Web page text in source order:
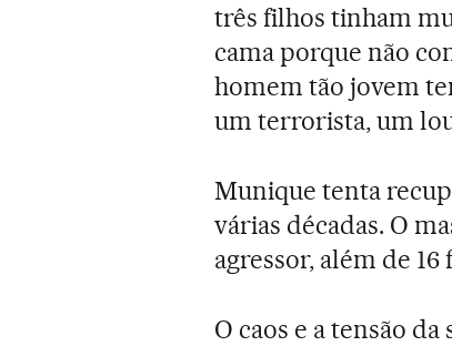
três filhos tinham
cama porque não
homem tão jovem
um terrorista, um
Munique tenta
várias décadas. O
agressor, além de
O caos e a tensão